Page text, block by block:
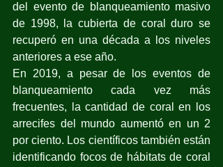
del evento de blanqueamiento masivo
de 1998, la cubierta de coral duro se
recuperó en una década a los niveles
anteriores a ese año.
En 2019, a pesar de los eventos de
blanqueamiento cada vez más
frecuentes, la cantidad de coral en los
arrecifes del mundo aumentó en un 2
por ciento. Los científicos también están
identificando focos de hábitats de coral